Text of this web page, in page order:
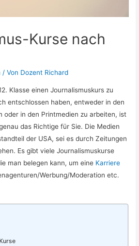
Kurse nach
/ Von Dozent Richard
Klasse einen Journalismuskurs zu
entschlossen haben, entweder in den
oder in den Printmedien zu arbeiten, ist
das Richtige für Sie. Die Medien
der USA, sei es durch Zeitungen
Es gibt viele Journalismuskurse
man belegen kann, um eine Karriere
Werbung/Moderation etc.